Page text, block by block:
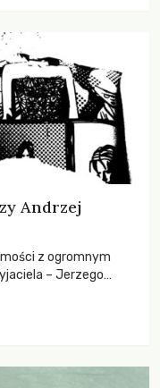
Andrzej
z ogromnym
– Jerzego